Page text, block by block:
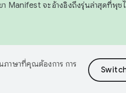
า Manifest จะอ้างอิงถึงรุ่นล่าสุดที่พุช
ภาษาที่คุณต้องการ การ